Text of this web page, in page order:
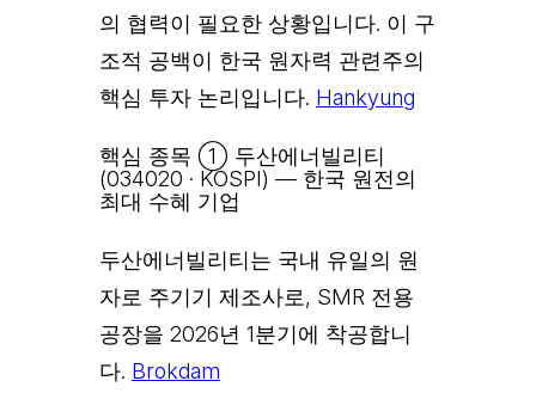
의 협력이 필요한 상황입니다. 이 구
조적 공백이 한국 원자력 관련주의
핵심 투자 논리입니다. Hankyung
핵심 종목 ① 두산에너빌리티
(034020 · KOSPI) — 한국 원전의
최대 수혜 기업
두산에너빌리티는 국내 유일의 원
자로 주기기 제조사로, SMR 전용
공장을 2026년 1분기에 착공합니
다. Brokdam